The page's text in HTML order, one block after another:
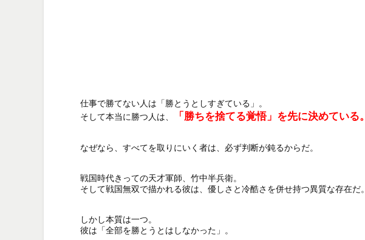
仕事で勝てない人は「勝とうとしすぎている」。
そして本当に勝つ人は、
「勝ちを捨てる覚悟」を先に決めている。
なぜなら、すべてを取りにいく者は、必ず判断が鈍るからだ。
戦国時代きっての天才軍師、竹中半兵衛。
そして戦国無双で描かれる彼は、優しさと冷酷さを併せ持つ異質な存在だ。
しかし本質は一つ。
彼は「全部を勝とうとはしなかった」。